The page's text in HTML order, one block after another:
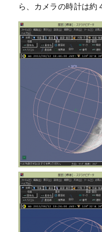
ら、カメラの時計は約